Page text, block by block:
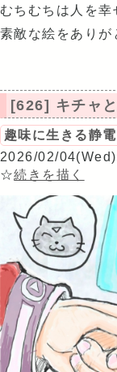
むちむちは人を
素敵な絵をありが
[626] キチャ
趣味に生きる静
2026/02/
☆続きを描く